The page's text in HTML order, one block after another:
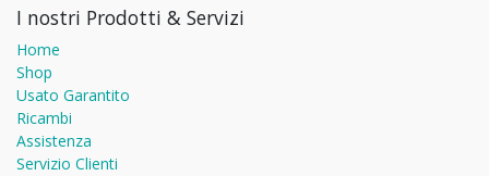
I nostri Prodotti & Servizi
Home
Shop
Usato Garantito
Ricambi
Assistenza
Servizio Clienti